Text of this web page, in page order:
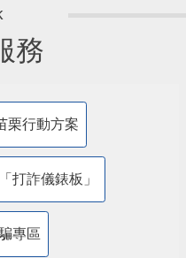
務
栗行動方案
打詐儀錶板」
專區